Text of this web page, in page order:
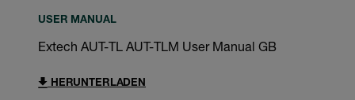
USER MANUAL
Extech AUT-TL AUT-TLM User Manual GB
HERUNTERLADEN